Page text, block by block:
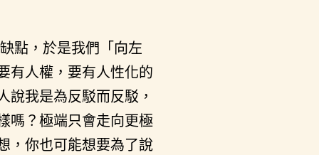
點，於是我們「向左
有人權，要有人性化的
說我是為反駁而反駁，
嗎？極端只會走向更極
，你也可能想要為了說